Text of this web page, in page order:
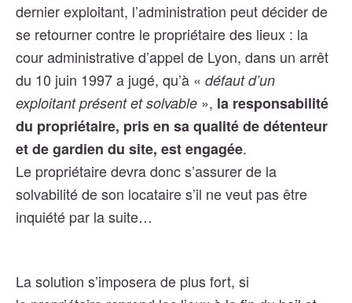
dernier exploitant, l’administration peut décider de
se retourner contre le propriétaire des lieux : la
cour administrative d’appel de Lyon, dans un arrêt
du 10 juin 1997 a jugé, qu’à « défaut d’un
exploitant présent et solvable », la responsabilité
du propriétaire, pris en sa qualité de détenteur
et de gardien du site, est engagée.
Le propriétaire devra donc s’assurer de la
solvabilité de son locataire s’il ne veut pas être
inquiété par la suite…
La solution s’imposera de plus fort, si